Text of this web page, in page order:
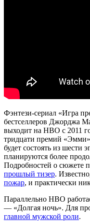
Фэнтези-сериал «Игра
бестселлеров Джорджа
выходит на HBO с 2011
тридцати премий
будет состоять из шести
планируются более
Подробностей о сюжете
прошлый тизер.
пожар, и практически
Параллельно HBO
— «Долгая ночь». Для
главной мужской роли.